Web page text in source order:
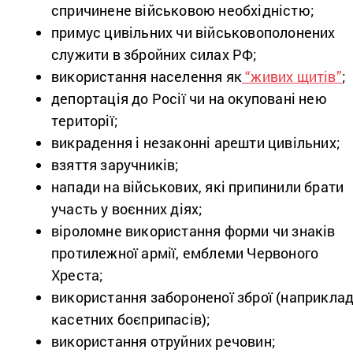
спричинене військовою необхідністю;
примус цивільних чи військовополонених
служити в збройних силах РФ;
використання населення як“живих щитів”;
депортація до Росії чи на окуповані нею
території;
викрадення і незаконні арешти цивільних;
взяття заручників;
напади на військових, які припинили брати
участь у воєнних діях;
віроломне використання форми чи знаків
протилежної армії, емблеми Червоного
Хреста;
використання забороненої зброї
касетних боєприпасів);
використання отруйних речовин;